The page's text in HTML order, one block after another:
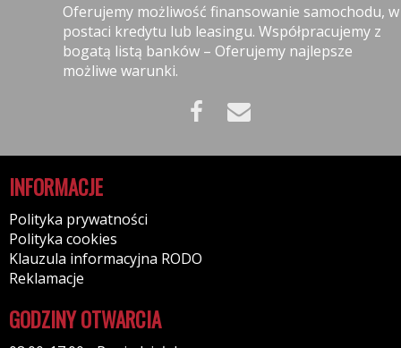
Oferujemy możliwość finansowanie samochodu, w
postaci kredytu lub leasingu. Współpracujemy z
bogatą listą banków – Oferujemy najlepsze
możliwe warunki.
INFORMACJE
Polityka prywatności
Polityka cookies
Klauzula informacyjna RODO
Reklamacje
GODZINY OTWARCIA